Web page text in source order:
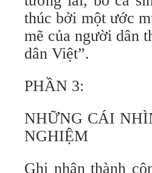
thúc bởi một ước
mẽ của người dân
dân Việt”.
PHẦN 3:
NHỮNG CÁI
NGHIỆM
Ghi nhận thành